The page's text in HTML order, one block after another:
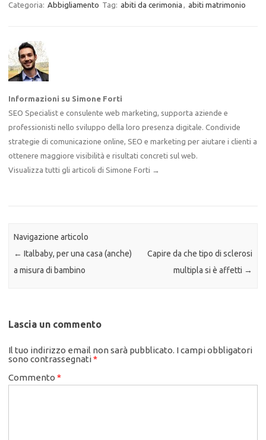
Categoria: Abbigliamento Tag: abiti da cerimonia , abiti matrimonio
Informazioni su Simone Forti
SEO Specialist e consulente web marketing, supporta aziende e
professionisti nello sviluppo della loro presenza digitale. Condivide
strategie di comunicazione online, SEO e marketing per aiutare i clienti a
ottenere maggiore visibilità e risultati concreti sul web.
Visualizza tutti gli articoli di Simone Forti →
Navigazione articolo
← Italbaby, per una casa (anche)
a misura di bambino
Capire da che tipo di sclerosi
multipla si è affetti →
Lascia un commento
Il tuo indirizzo email non sarà pubblicato. I campi obbligatori
sono contrassegnati*
Commento *